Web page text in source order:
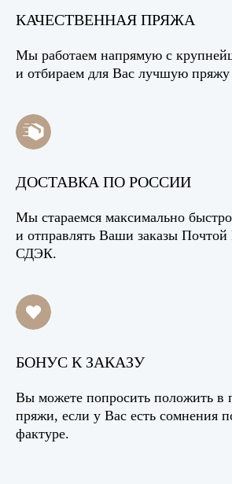
КАЧЕСТВЕННАЯ ПРЯЖА
Мы работаем напрямую с
и отбираем для Вас лучшую пряжу
ДОСТАВКА ПО РОССИИ
Мы стараемся максимально
и отправлять Ваши заказы Почтой
СДЭК.
БОНУС К ЗАКАЗУ
Вы можете попросить положить в
пряжи, если у Вас есть сомнения
фактуре.